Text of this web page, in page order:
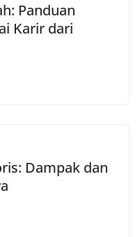
Panduan
Karir dari
Dampak dan